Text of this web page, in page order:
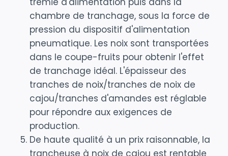
chambre de tranchage, sous la force de
pression du dispositif d'alimentation
pneumatique. Les noix sont transportées
dans le coupe-fruits pour obtenir l'effet
de tranchage idéal. L'épaisseur des
tranches de noix/tranches de noix de
cajou/tranches d'amandes est réglable
pour répondre aux exigences de
production.
De haute qualité à un prix raisonnable, la
trancheuse à noix de cajou est rentable